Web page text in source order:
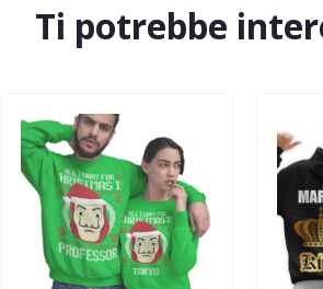
Ti potrebbe